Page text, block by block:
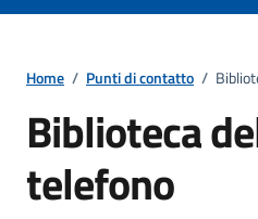
Home / Punti di contatto /
Biblioteca
telefono